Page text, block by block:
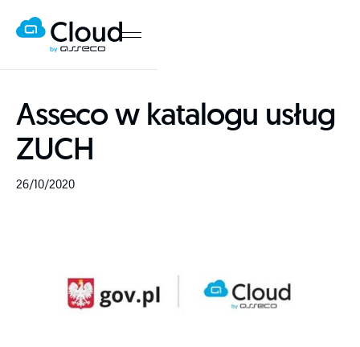
Asseco w katalogu usług
ZUCH
26/10/2020